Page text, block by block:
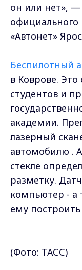
он или нет», —
официального
«Автонет»
Беспилотный
в Коврове.
студентов и
академии.
лазерный
автомобилю .
стекле
разметку.
компьютер - а
ему
(Фото: ТАСС)